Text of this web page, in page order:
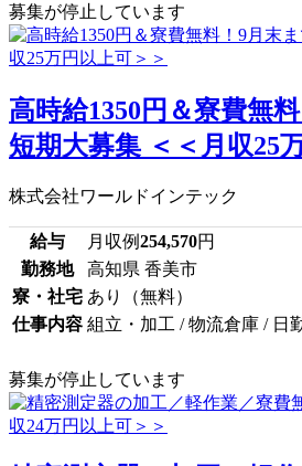
募集が停止しています
高時給1350円＆寮費無
短期大募集 ＜＜月収25
株式会社ワールドインテック
給与 月収例254,570円
勤務地
高知県 香美市
寮・社宅 あり（無料）
仕事内容 組立・加工 / 物流倉庫 / 日
募集が停止しています